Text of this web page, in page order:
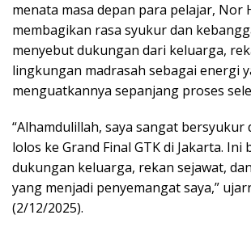
menata masa depan para pelajar, Nor
membagikan rasa syukur dan
menyebut dukungan dari keluarga,
lingkungan madrasah sebagai energi
menguatkannya sepanjang proses
“Alhamdulillah, saya sangat bersyukur
lolos ke Grand Final GTK di Jakarta. Ini
dukungan keluarga, rekan sejawat,
yang menjadi penyemangat saya,”
(2/12/2025).